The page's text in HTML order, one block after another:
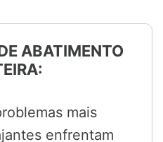
ABATIMENTO
mais
enfrentam